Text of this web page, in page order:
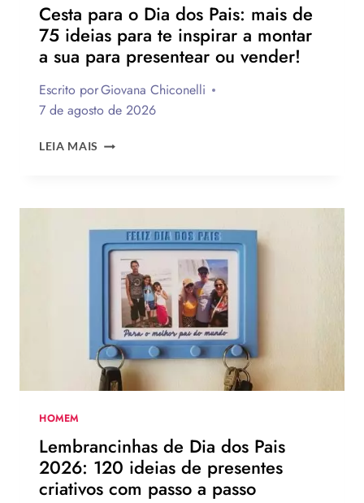
Cesta para o Dia dos Pais: mais de
75 ideias para te inspirar a montar
a sua para presentear ou vender!
Escrito porGiovana Chiconelli
7 de agosto de 2026
LEIA MAIS CESTA
DOS
PAIS:
MAIS
IDEIAS
INSPIRAR
A
MONTAR
PRESENTEAR
OU
VENDER!
HOMEM
Lembrancinhas de Dia dos Pais
2026: 120 ideias de presentes
criativos com passo a passo